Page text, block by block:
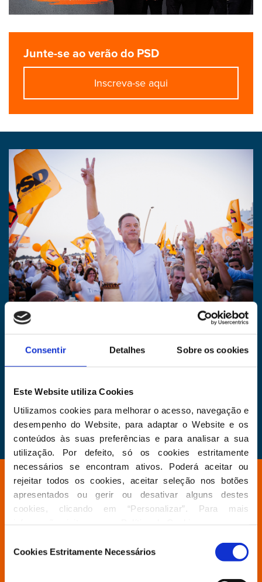
Consentir Detalhes Sobre os cookies
Este Website utiliza Cookies
Utilizamos cookies para melhorar o acesso, navegação e
desempenho do Website, para adaptar o Website e os
conteúdos às suas preferências e para analisar a sua
utilização. Por defeito, só os cookies estritamente
necessários se encontram ativos. Poderá aceitar ou
rejeitar todos os cookies, aceitar seleção nos botões
apresentados ou gerir ou desativar alguns destes
cookies, clicando em “Personalizar”. Para mais
deCookies Estritamente Necessários
Junte-se ao verão do PSD
Inscreva-se aqui
Programa
Intervenções políticas: Cristóvão Norte e Luís
Montenegro
Concerto UFH
Entrada Livre | Zona de restauração e convívio
Está à procura de algo específico?
Partido